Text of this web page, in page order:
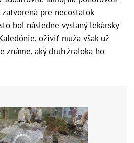
pre nedostatok
bol následne vyslaný lekársky
oživiť muža však už
známe, aký druh žraloka ho